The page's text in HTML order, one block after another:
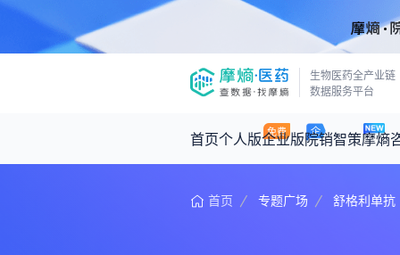
生物医药全产业链
数据服务平台
首页个人版企业版院销智策摩熵
咨询服务
摩熵原创
数据中心
首页 专题广场 舒格利单抗